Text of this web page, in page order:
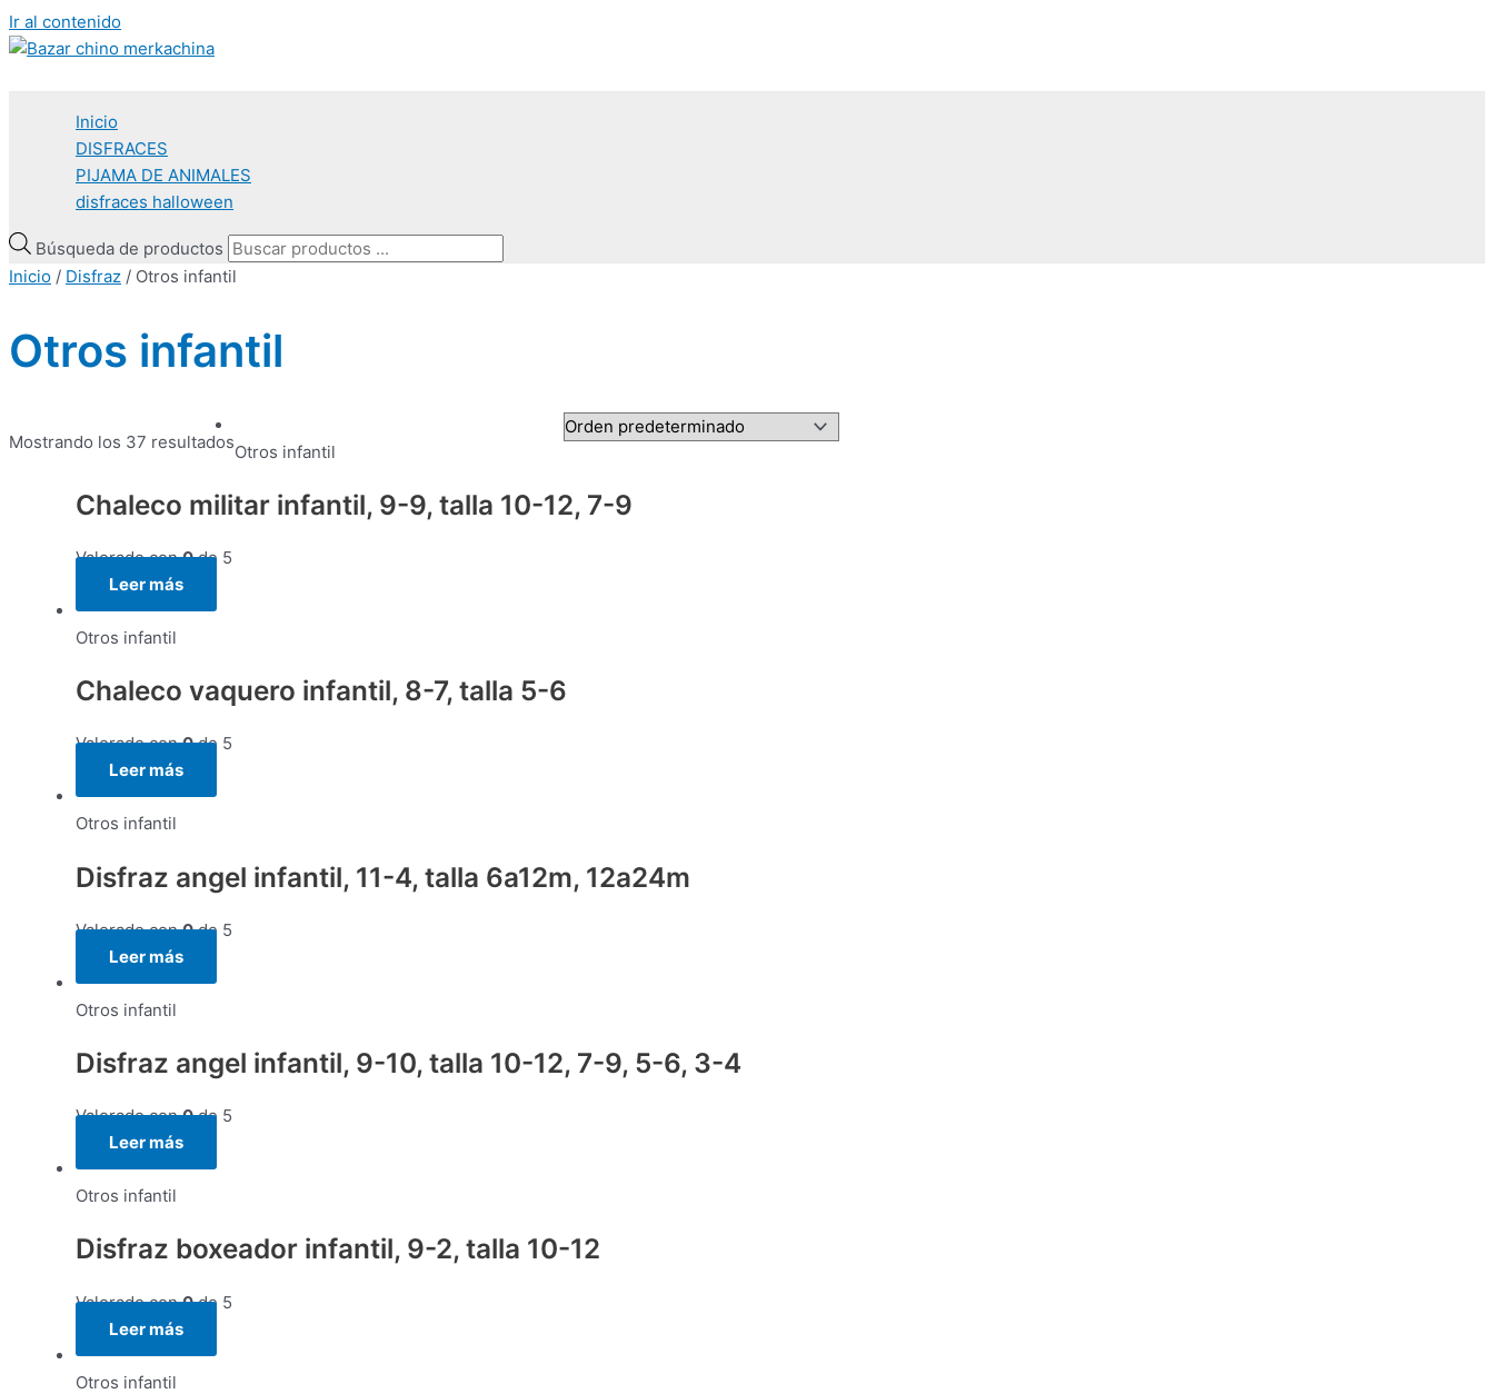
Ir al contenido
Inicio
DISFRACES
PIJAMA DE ANIMALES
disfraces halloween
Búsqueda de productos
Inicio / Disfraz / Otros infantil
Otros infantil
Mostrando los 37 resultadosOtros infantil
Chaleco militar infantil, 9-9, talla 10-12, 7-9
Valorado con0de 5
Leer más
Otros infantil
Chaleco vaquero infantil, 8-7, talla 5-6
Valorado con0de 5
Leer más
Otros infantil
Disfraz angel infantil, 11-4, talla 6a12m, 12a24m
Valorado con0de 5
Leer más
Otros infantil
Disfraz angel infantil, 9-10, talla 10-12, 7-9, 5-6, 3-4
Valorado con0de 5
Leer más
Otros infantil
Disfraz boxeador infantil, 9-2, talla 10-12
Valorado con0de 5
Leer más
Otros infantil